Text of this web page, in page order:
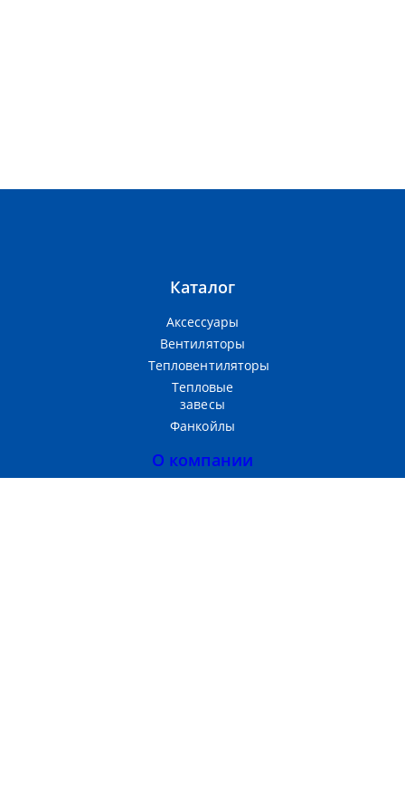
Каталог
Аксессуары
Вентиляторы
Тепловентиляторы
Тепловые
завесы
Фанкойлы
О компании